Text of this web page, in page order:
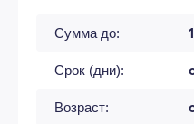
Сумма до:
Срок (дни):
Возраст: